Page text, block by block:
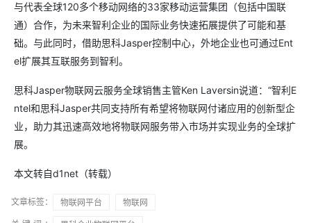
与代表全球120多个移动网络的33家移动运营集团（包括中国联
通）合作，为未来智利企业的国际业务快速拓展提供了可能和基
础。与此同时，借助思科Jasper控制中心，外地企业也可通过Ent
el扩展其互联服务到智利。
思科Jasper物联网云服务全球销售主管Ken Laversin说道：“智利E
ntel和思科Jasper共同支持所有希望将物联网付诸应用的创新型企
业，助力其迅速高效地将物联网服务带入市场并实现业务的全球扩
展。
本文转自d1net（转载）
文章标签： 物联网平台
物联网